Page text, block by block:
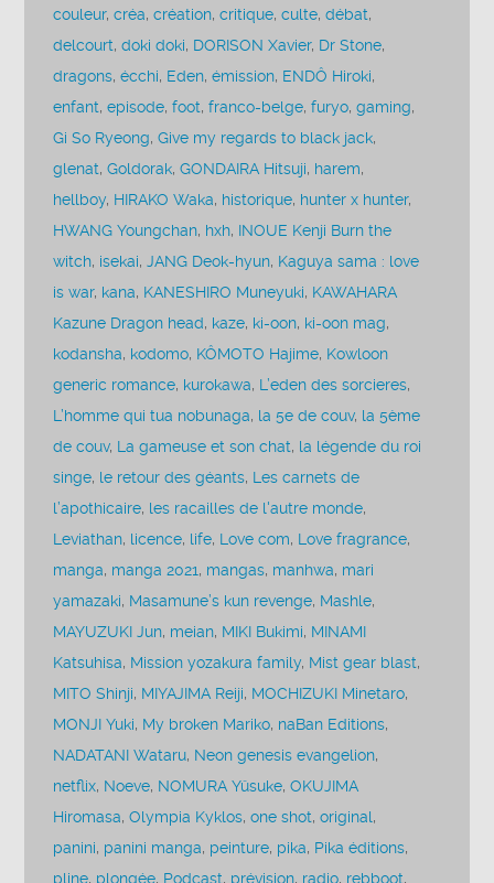
couleur,créa,création,critique,culte,débat,
delcourt,doki doki, DORISON Xavier, Dr Stone,
dragons,écchi, Eden,émission, ENDÔ Hiroki,
enfant,episode,foot,franco-belge,furyo,gaming,
Gi So Ryeong,Give my regards to black jack,
glenat,Goldorak,GONDAIRA Hitsuji, harem,
hellboy, HIRAKO Waka, historique, hunter x hunter,
HWANG Youngchan, hxh, INOUE Kenji Burn the
witch, isekai,JANG Deok-hyun, Kaguya sama : love
is war, kana, KANESHIRO Muneyuki, KAWAHARA
Kazune Dragon head, kaze, ki-oon, ki-oon mag,
kodansha, kodomo, KÔMOTO Hajime, Kowloon
generic romance, kurokawa, L’eden des sorcieres,
L’homme qui tua nobunaga, la 5e de couv, la 5ème
de couv, La gameuse et son chat, la légende du roi
singe, le retour des géants, Les carnets de
l’apothicaire, les racailles de l'autre monde,
Leviathan, licence, life, Love com, Love fragrance,
manga, manga 2021, mangas, manhwa, mari
yamazaki, Masamune’s kun revenge, Mashle,
MAYUZUKI Jun, meian, MIKI Bukimi, MINAMI
Katsuhisa, Mission yozakura family, Mist gear blast,
MITO Shinji, MIYAJIMA Reiji, MOCHIZUKI Minetaro,
MONJI Yuki, My broken Mariko, naBan Editions,
NADATANI Wataru, Neon genesis evangelion,
netflix, Noeve, NOMURA Yûsuke,OKUJIMA
Hiromasa,Olympia Kyklos,one shot,original,
panini, panini manga, peinture, pika, Pika éditions,
pline, plongée, Podcast, prévision, radio, rebboot,